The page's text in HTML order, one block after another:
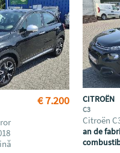
€ 7.200 CITROËN
C3
Citroën
an de